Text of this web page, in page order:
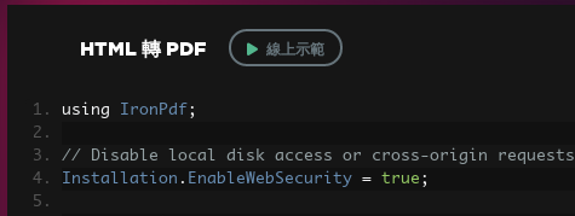
HTML 轉 PDF 線上示範
using IronPdf ;
// Disable local disk access or cross-origin requests
Installation . EnableWebSecurity = true ;